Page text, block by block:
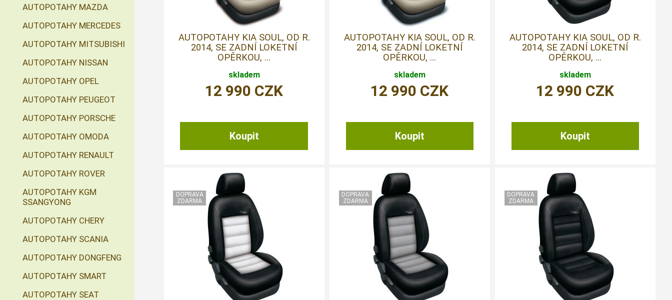
AUTOPOTAHY KIA SOUL, OD R.
2014, SE ZADNÍ LOKETNÍ
OPĚRKOU, ...
skladem
12 990 CZK
AUTOPOTAHY KIA SOUL, OD R.
2014, SE ZADNÍ LOKETNÍ
OPĚRKOU, ...
skladem
12 990 CZK
AUTOPOTAHY KIA SOUL, OD R.
2014, SE ZADNÍ LOKETNÍ
OPĚRKOU, ...
skladem
12 990 CZK
AUTOPOTAHY MAZDA
AUTOPOTAHY MERCEDES
AUTOPOTAHY MITSUBISHI
AUTOPOTAHY NISSAN
AUTOPOTAHY OPEL
AUTOPOTAHY PEUGEOT
AUTOPOTAHY PORSCHE
AUTOPOTAHY OMODA
AUTOPOTAHY RENAULT
AUTOPOTAHY ROVER
AUTOPOTAHY KGM
SSANGYONG
AUTOPOTAHY CHERY
AUTOPOTAHY SCANIA
AUTOPOTAHY DONGFENG
AUTOPOTAHY SMART
AUTOPOTAHY SEAT